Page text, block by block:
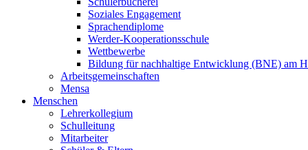
Soziales Engagement
Sprachendiplome
Werder-Kooperationsschule
Wettbewerbe
Bildung für nachhaltige Entwicklung (BNE) am
Arbeitsgemeinschaften
Mensa
Menschen
Lehrerkollegium
Schulleitung
Mitarbeiter